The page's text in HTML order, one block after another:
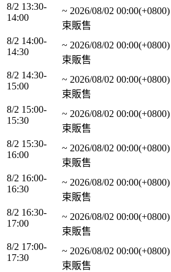
8/2 13:30-
14:00
~ 2026/08/02 00:00(+0800)
束販售
8/2 14:00-
14:30
~ 2026/08/02 00:00(+0800)
束販售
8/2 14:30-
15:00
~ 2026/08/02 00:00(+0800)
束販售
8/2 15:00-
15:30
~ 2026/08/02 00:00(+0800)
束販售
8/2 15:30-
16:00
~ 2026/08/02 00:00(+0800)
束販售
8/2 16:00-
16:30
~ 2026/08/02 00:00(+0800)
束販售
8/2 16:30-
17:00
~ 2026/08/02 00:00(+0800)
束販售
8/2 17:00-
17:30
~ 2026/08/02 00:00(+0800)
束販售